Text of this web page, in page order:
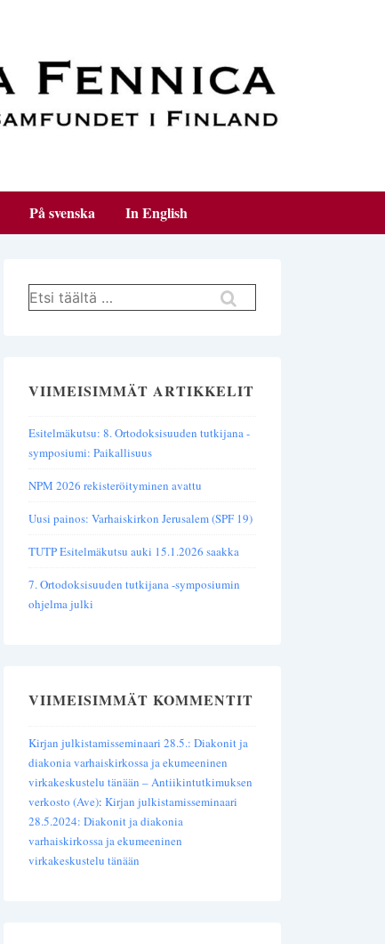
På svenska In English
Hae:
VIIMEISIMMÄT ARTIKKELIT
Esitelmäkutsu: 8. Ortodoksisuuden tutkijana -
symposiumi: Paikallisuus
NPM 2026 rekisteröityminen avattu
Uusi painos: Varhaiskirkon Jerusalem (SPF 19)
TUTP Esitelmäkutsu auki 15.1.2026 saakka
7. Ortodoksisuuden tutkijana -symposiumin
ohjelma julki
VIIMEISIMMÄT KOMMENTIT
Kirjan julkistamisseminaari 28.5.: Diakonit ja
diakonia varhaiskirkossa ja ekumeeninen
virkakeskustelu tänään – Antiikintutkimuksen
verkosto (Ave): Kirjan julkistamisseminaari
28.5.2024: Diakonit ja diakonia
varhaiskirkossa ja ekumeeninen
virkakeskustelu tänään